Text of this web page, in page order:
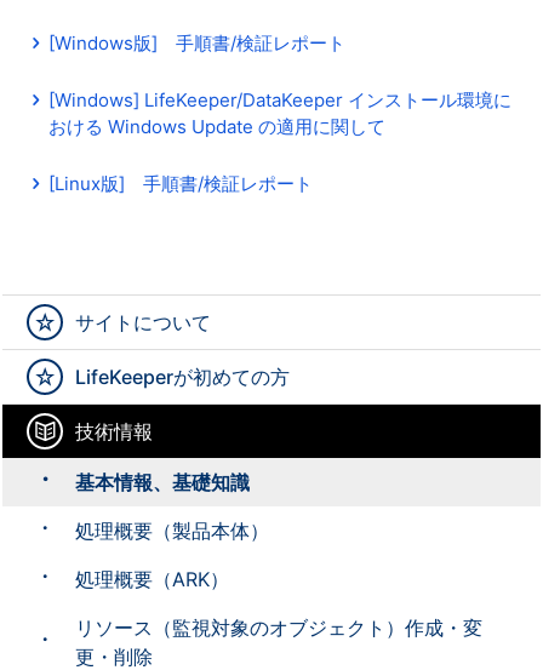
サイトについて
LifeKeeperが初めての方
技術情報
基本情報、基礎知識
処理概要（製品本体）
処理概要（ARK）
リソース（監視対象のオブジェクト）作成・変
更・削除
[Windows版] 手順書/検証レポート
[Windows] LifeKeeper/DataKeeper インストール環境に
おける Windows Update の適用に関して
[Linux版] 手順書/検証レポート